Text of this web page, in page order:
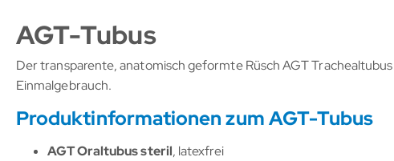
AGT-Tubus
Der transparente, anatomisch geformte Rüsch AGT Trachealtubus
Einmalgebrauch.
Produktinformationen zum AGT-Tubus
AGT Oraltubus steril, latexfrei